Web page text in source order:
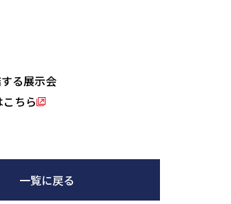
る展示会
ちら
一覧に戻る